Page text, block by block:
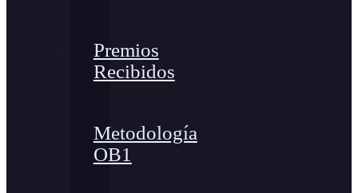
Premios
Recibidos
Metodología
OB1